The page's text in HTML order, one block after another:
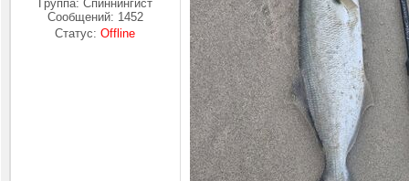
Группа: Спиннингист
Сообщений: 1452
Статус:Offline